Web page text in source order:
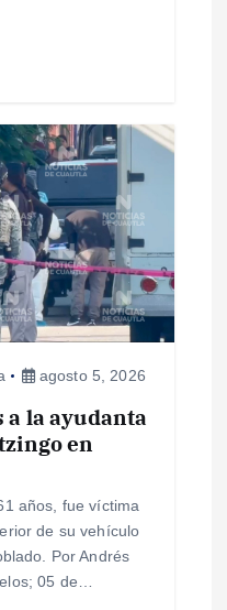
agosto 5, 2026
a la ayudanta
en
años, fue víctima
de su vehículo
Por Andrés
05 de…